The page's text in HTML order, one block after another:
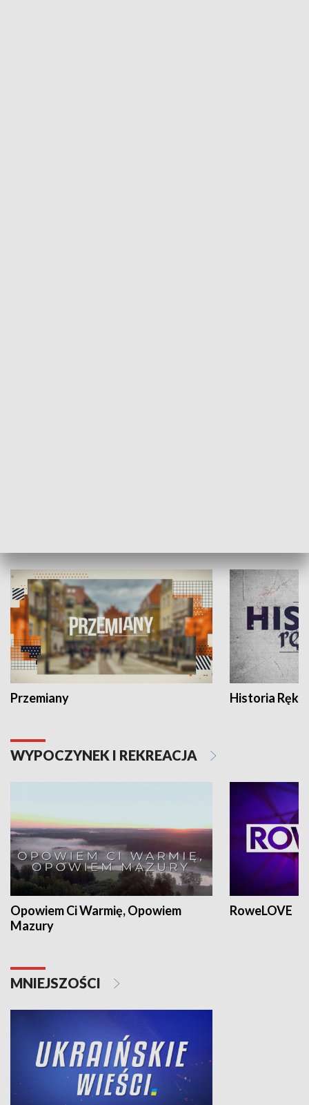
Przemiany Historia Ręką
WYPOCZYNEK I REKREACJA
Opowiem Ci Warmię, Opowiem
Mazury
RoweLOVE
MNIEJSZOŚCI